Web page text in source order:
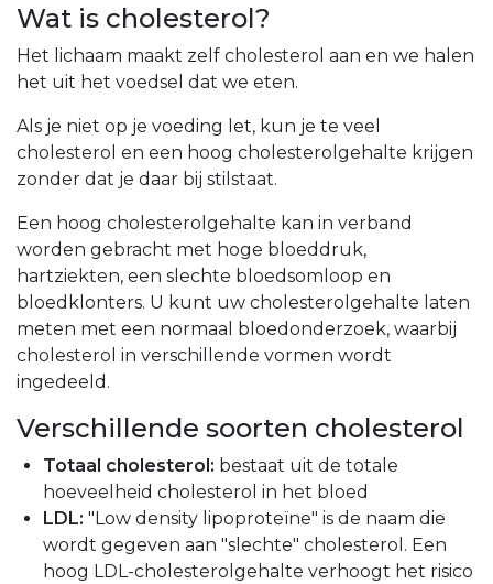
Wat is cholesterol?
Het lichaam maakt zelf cholesterol aan en we halen
het uit het voedsel dat we eten.
Als je niet op je voeding let, kun je te veel
cholesterol en een hoog cholesterolgehalte krijgen
zonder dat je daar bij stilstaat.
Een hoog cholesterolgehalte kan in verband
worden gebracht met hoge bloeddruk,
hartziekten, een slechte bloedsomloop en
bloedklonters. U kunt uw cholesterolgehalte laten
meten met een normaal bloedonderzoek, waarbij
cholesterol in verschillende vormen wordt
ingedeeld.
Verschillende soorten cholesterol
Totaal cholesterol: bestaat uit de totale
hoeveelheid cholesterol in het bloed
LDL: "Low density lipoproteïne" is de naam die
wordt gegeven aan "slechte" cholesterol. Een
hoog LDL-cholesterolgehalte verhoogt het risico